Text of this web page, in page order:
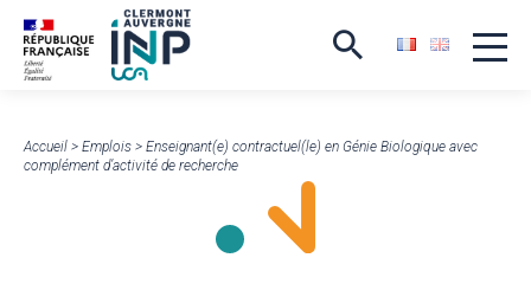
Accueil > Emplois > Enseignant(e) contractuel(le) en Génie Biologique avec
complément d’activité de recherche